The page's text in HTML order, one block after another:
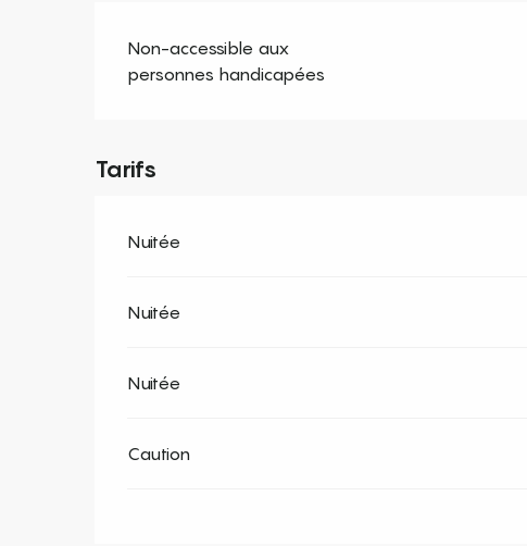
Non-accessible aux
personnes handicapées
Tarifs
Nuitée
Nuitée
Nuitée
Caution